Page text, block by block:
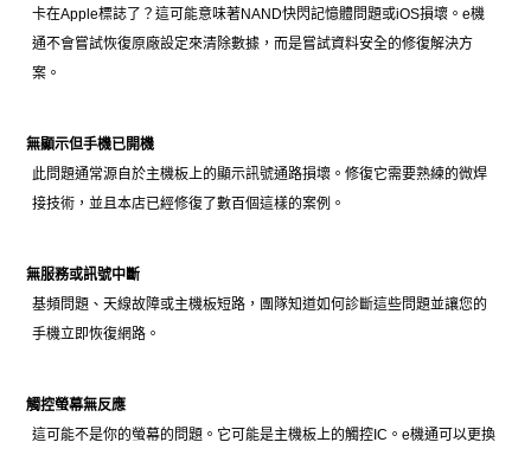
卡在Apple標誌了？這可能意味著NAND快閃記憶體問題或iOS損壞。e機
通不會嘗試恢復原廠設定來清除數據，而是嘗試資料安全的修復解決方
案。
無顯示但手機已開機
此問題通常源自於主機板上的顯示訊號通路損壞。修復它需要熟練的微焊
接技術，並且本店已經修復了數百個這樣的案例。
無服務或訊號中斷
基頻問題、天線故障或主機板短路，團隊知道如何診斷這些問題並讓您的
手機立即恢復網路。
觸控螢幕無反應
這可能不是你的螢幕的問題。它可能是主機板上的觸控IC。e機通可以更換